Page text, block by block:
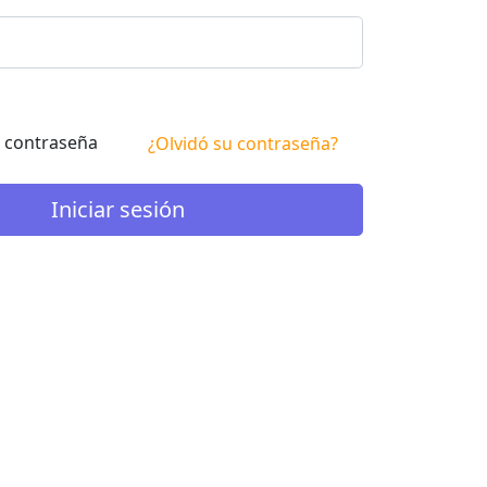
¿Olvidó su contraseña?
Iniciar sesión